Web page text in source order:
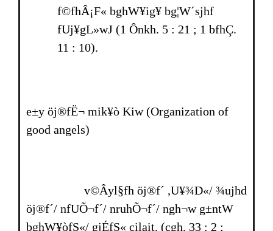
f©fhÂ¡F« bghW¥ig¥ bg¦W´sjhf
fUj¥gL»wJ (1 Ônkh. 5 : 21 ; 1 bfhÇ.
11 : 10).
e±y öj®fË¬ mik¥ò Kiw (Organization of
good angels)
v©Âyl§fh öj®f´ ,U¥¾D«/ ¾ujhd
öj®f´/ nfUÕ¬f´/ nruhÕ¬f´/ ngh¬w g±ntW
bghW¥òfS«/ gjÉfS« cilait. (cgh. 33 : 2 ;